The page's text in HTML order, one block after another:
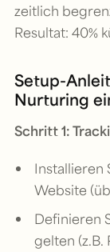
zeitlich
Resultat: 40%
Setup-
Nurturing
Schritt 1:
Installieren
Website
Definieren
gelten (z.B.